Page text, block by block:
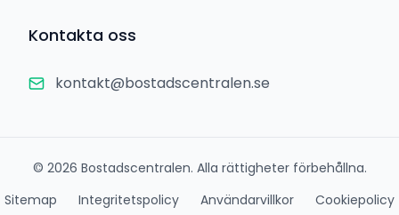
Kontakta oss
kontakt@bostadscentralen.se
© 2026 Bostadscentralen. Alla rättigheter förbehållna.
Sitemap
Integritetspolicy Användarvillkor Cookiepolicy